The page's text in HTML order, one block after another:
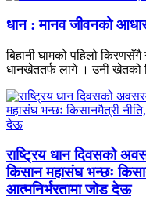
धान : मानव जीवनको
बिहानी घामको पहिलो
धानखेततर्फ लागे । उनी खेतको
राष्ट्रिय धान दिवसको
किसान महासंघ भन्छः
आत्मनिर्भरतामा जोड देऊ